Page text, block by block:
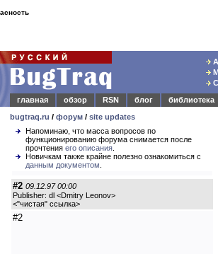
главная
обзор RSN блог
библиотека
bugtraq.ru / форум / site updates
Напоминаю, что масса вопросов по
функционированию форума снимается после
прочтения его описания
Новичкам также крайне полезно ознакомиться с
данным документом
#2 09.12.97 00:00
Publisher: dl <Dmitry Leonov>
<"чистая" ссылка>
#2